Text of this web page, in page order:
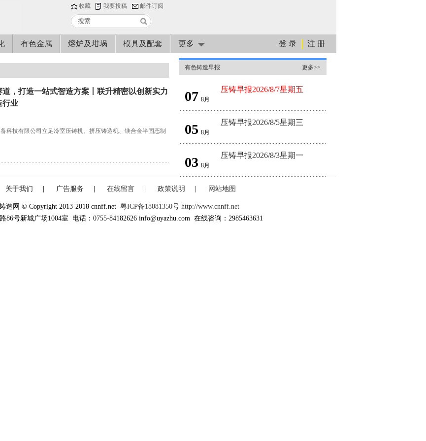
收藏 我要投稿 邮件订阅
有色金属 熔炉及坩埚 模具及配套 更多 登 录 注 册
，打造一站式智造方案丨联升精密以创新实力
行业
科技有限公司立足冷室压铸机、挤压铸造机、镁合金半固态制
有色铸造早报 更多>>
07 8月
压铸早报2026/8/7星期五
05 8月
压铸早报2026/8/5星期三
03 8月
压铸早报2026/8/3星期一
关于我们 广告服务 在线留言 政策说明 网站地图
造网 © Copyright 2013-2018 cnnff.net 粤ICP备18081350号 http://www.cnnff.net
86号新城广场1004室 电话：0755-84182626 info@uyazhu.com 在线咨询：2985463631